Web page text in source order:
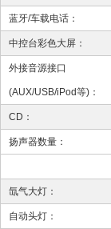
蓝牙/车载电话：
中控台彩色大屏：
外接音源接口
(AUX/USB/iPod等)：
CD：
扬声器数量：
氙气大灯：
自动头灯：